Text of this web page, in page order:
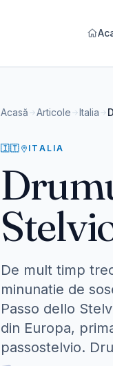
Acasă Articole Italia
🇮🇹 ITALIA
De mult timp
minunatie de
Passo dello
din Europa,
passostelvio.